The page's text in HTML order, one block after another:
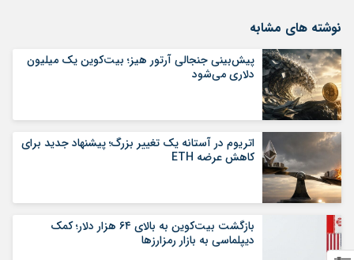
نوشته های مشابه
پیش‌بینی جنجالی آرتور هیز؛ بیت‌کوین یک میلیون
دلاری می‌شود
اتریوم در آستانه یک تغییر بزرگ؛ پیشنهاد جدید برای
کاهش عرضه ETH
بازگشت بیت‌کوین به بالای ۶۴ هزار دلار؛ کمک
دیپلماسی به بازار رمزارزها